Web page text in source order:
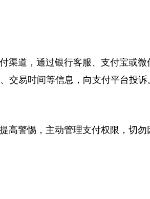
道，通过银行客服、支付宝或微
交易时间等信息，向支付平台投诉
警惕，主动管理支付权限，切勿